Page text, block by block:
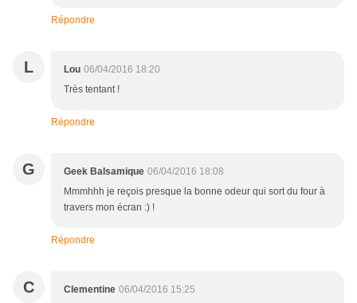
Répondre
L Lou 06/04/2016 18:20
Très tentant !
Répondre
G Geek Balsamique 06/04/2016 18:08
Mmmhhh je reçois presque la bonne odeur qui sort du four à
travers mon écran :) !
Répondre
C Clementine 06/04/2016 15:25